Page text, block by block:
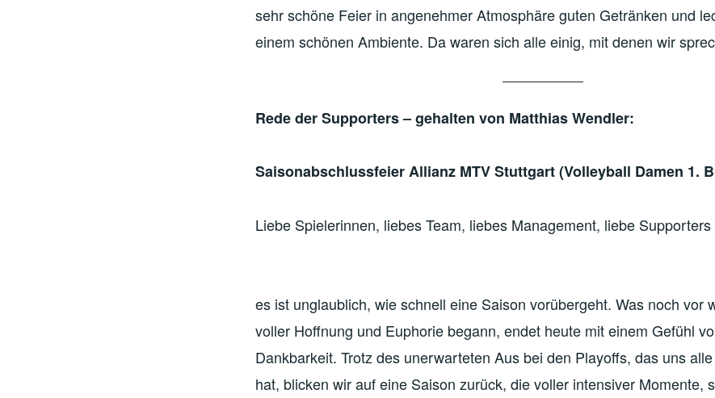
sehr schöne Feier in angenehmer Atmosphäre guten Getränken und
einem schönen Ambiente. Da waren sich alle einig, mit denen wir
Rede der Supporters – gehalten von Matthias Wendler:
Saisonabschlussfeier Allianz MTV Stuttgart (Volleyball Damen 1.
Liebe Spielerinnen, liebes Team, liebes Management, liebe Supporters
es ist unglaublich, wie schnell eine Saison vorübergeht. Was noch vor
voller Hoffnung und Euphorie begann, endet heute mit einem Gefühl
Dankbarkeit. Trotz des unerwarteten Aus bei den Playoffs, das uns
hat, blicken wir auf eine Saison zurück, die voller intensiver Momente,